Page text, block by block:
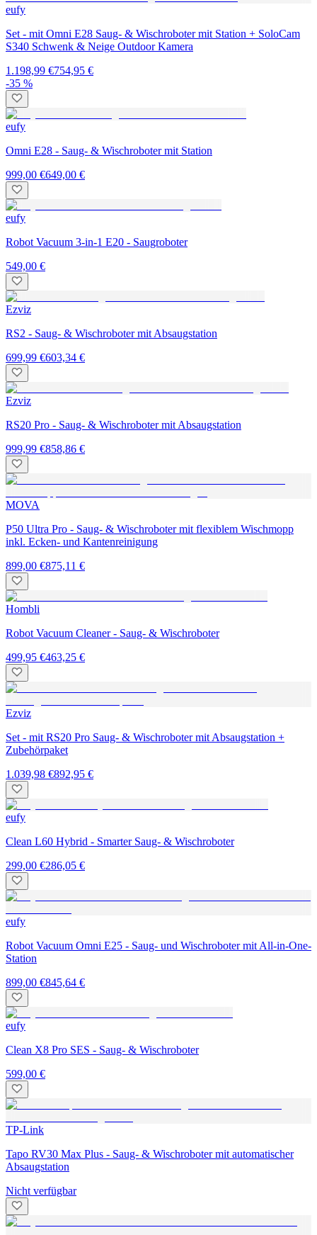
eufy
Set - mit Omni E28 Saug- & Wischroboter mit Station + SoloCam
S340 Schwenk & Neige Outdoor Kamera
1.198,99 €754,95 €
-35 %
eufy
Omni E28 - Saug- & Wischroboter mit Station
999,00 €649,00 €
eufy
Robot Vacuum 3-in-1 E20 - Saugroboter
549,00 €
Ezviz
RS2 - Saug- & Wischroboter mit Absaugstation
699,99 €603,34 €
Ezviz
RS20 Pro - Saug- & Wischroboter mit Absaugstation
999,99 €858,86 €
MOVA
P50 Ultra Pro - Saug- & Wischroboter mit flexiblem Wischmopp
inkl. Ecken- und Kantenreinigung
899,00 €875,11 €
Hombli
Robot Vacuum Cleaner - Saug- & Wischroboter
499,95 €463,25 €
Ezviz
Set - mit RS20 Pro Saug- & Wischroboter mit Absaugstation +
Zubehörpaket
1.039,98 €892,95 €
eufy
Clean L60 Hybrid - Smarter Saug- & Wischroboter
299,00 €286,05 €
eufy
Robot Vacuum Omni E25 - Saug- und Wischroboter mit All-in-One-
Station
899,00 €845,64 €
eufy
Clean X8 Pro SES - Saug- & Wischroboter
599,00 €
TP-Link
Tapo RV30 Max Plus - Saug- & Wischroboter mit automatischer
Absaugstation
Nicht verfügbar